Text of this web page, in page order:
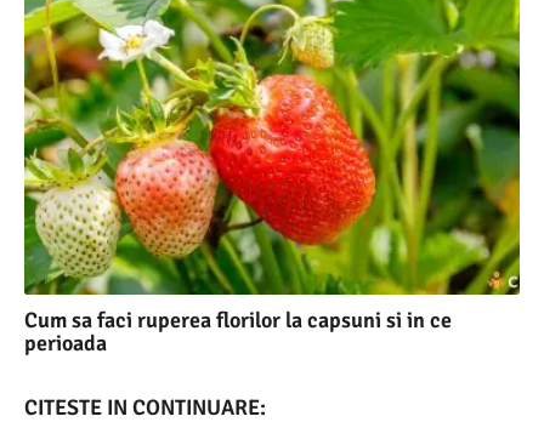
Cum sa faci ruperea florilor la capsuni si in ce
perioada
CITESTE IN CONTINUARE: